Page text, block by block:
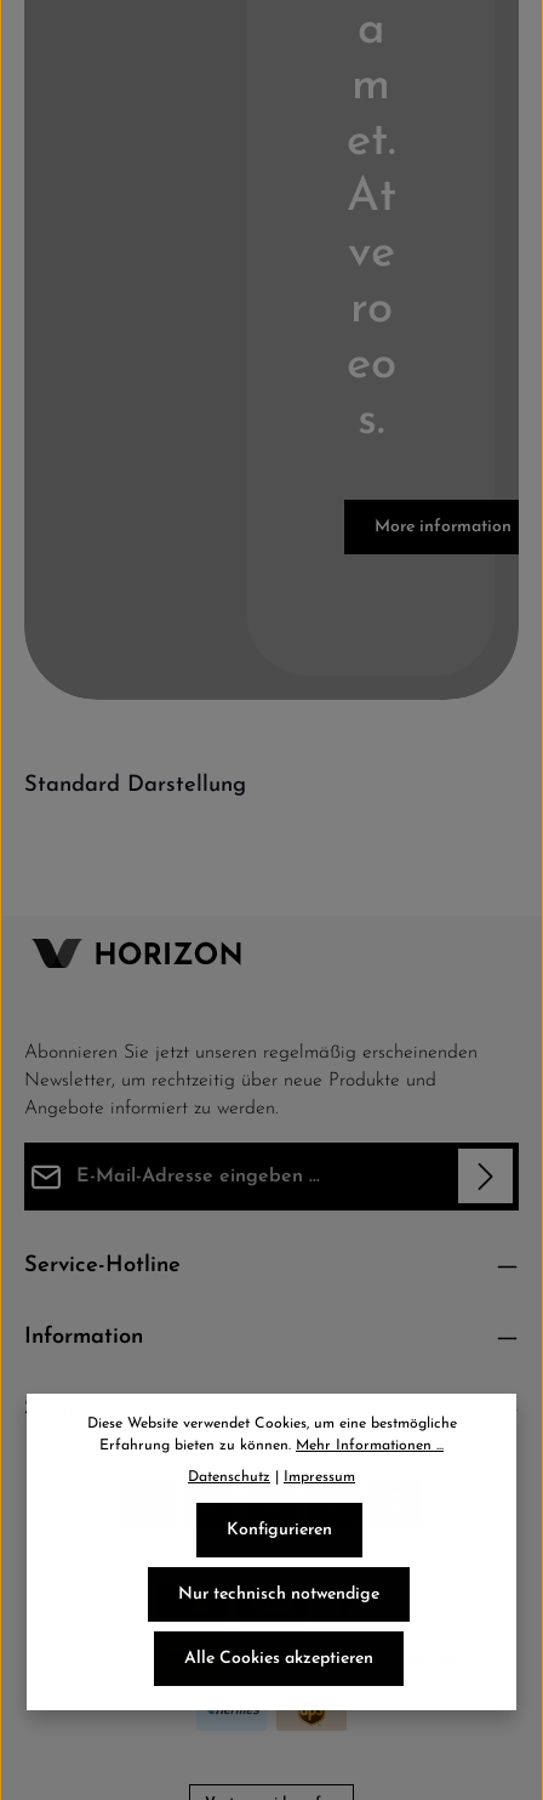
a
m
et.
At
ve
ro
eo
s.
More information
Standard Darstellung
Abonnieren Sie jetzt unseren regelmäßig erscheinenden
Newsletter, um rechtzeitig über neue Produkte und
Angebote informiert zu werden.
Ich habe dieDatenschutzbestimmungen
Die mit einem Stern (*) markierten Felder sind Pflichtfelder.
Service-Hotline
Information
Service
Diese Website verwendet Cookies, um eine bestmögliche
Erfahrung bieten zu können. Mehr Informationen ...
Datenschutz Impressum
Nur technisch notwendige
Konfigurieren
Alle Cookies akzeptieren